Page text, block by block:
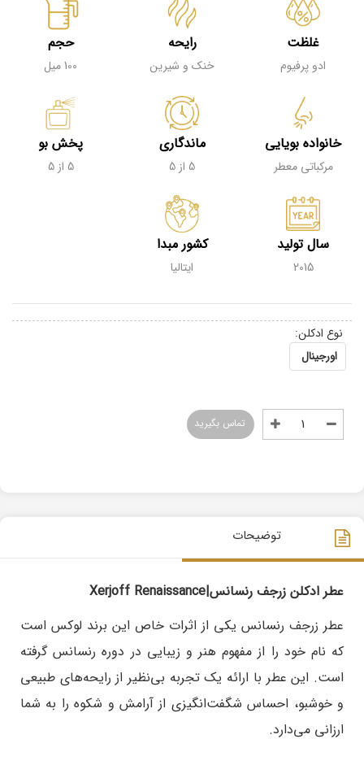
غلظت
ادو پرفیوم
رایحه
خنک و شیرین
حجم
100 میل
خانواده بویایی
مرکباتی معطر
ماندگاری
5 از 5
پخش بو
5 از 5
سال تولید
2015
کشور مبدا
ایتالیا
نوع ادکلن:
اورجینال
تماس بگیرید
توضیحات
عطر ادکلن زرجف رنسانس|Xerjoff Renaissance
عطر زرجف رنسانس یکی از اثرات خاص این برند لوکس است
که نام خود را از مفهوم هنر و زیبایی در دوره رنسانس گرفته
است. این عطر با ارائه یک تجربه بی‌نظیر از رایحه‌های طبیعی
و خوشبو، احساس شگفت‌انگیزی از آرامش و شکوه را به شما
ارزانی می‌دارد.